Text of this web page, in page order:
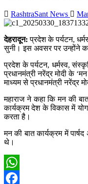
RashtraSant News
देहरादून:प्रदेश के पर्यटन,
सुनी। इस अवसर पर उन्होंने
प्रदेश के पर्यटन, धर्मस्व,
प्रधानमंत्री नरेंद्र मोदी के
माध्यम से प्रधानमंत्री नरेंद्र
महाराज ने कहा कि मन की
कार्यक्रम देश के विकास में
करता है।
मन की बात कार्यक्रम में
थे।
Post
Navigation
WhatsApp